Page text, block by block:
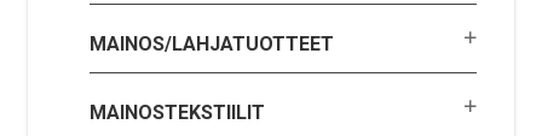
MAINOS/LAHJATUOTTEET
MAINOSTEKSTIILIT